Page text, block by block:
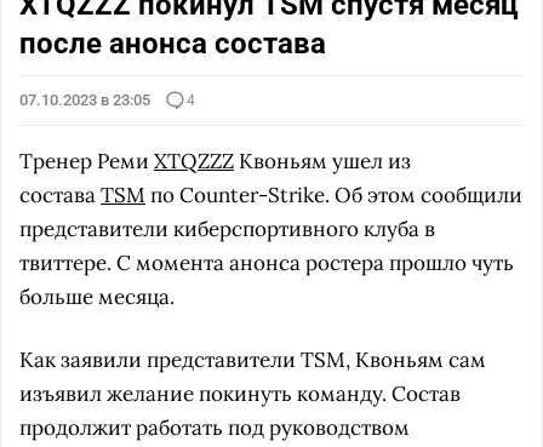
после анонса состава
07.10.2023 в 23:05 4
Тренер Реми XTQZZZ Квоньям ушел из
составаTSM по Counter-Strike. Об этом сообщили
представители киберспортивного клуба в
твиттере. С момента анонса ростера прошло чуть
больше месяца.
Как заявили представители TSM, Квоньям сам
изъявил желание покинуть команду. Состав
продолжит работать под руководством